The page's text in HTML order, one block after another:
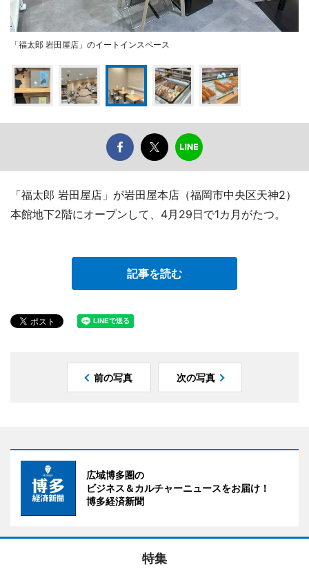
「福太郎 岩田屋店」のイートインスペース
「福太郎 岩田屋店」が岩田屋本店（福岡市中央区天神2）
本館地下2階にオープンして、4月29日で1カ月がたつ。
記事を読む
前の写真 次の写真
広域博多圏の
ビジネス＆カルチャーニュースをお届け！
博多経済新聞
特集